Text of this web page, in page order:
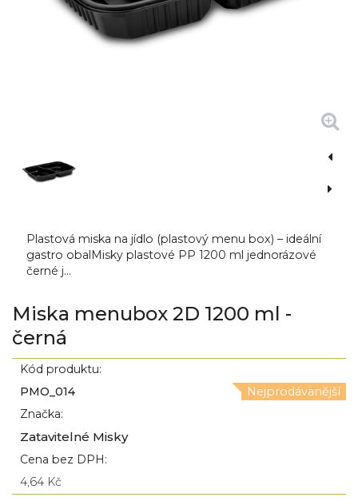
Plastová miska na jídlo (plastový menu box) – ideální
gastro obalMisky plastové PP 1200 ml jednorázové
černé j...
Miska menubox 2D 1200 ml -
černá
Nejprodávanější
Kód produktu:
PMO_014
Značka:
Zatavitelné Misky
Cena bez DPH:
4,64 Kč